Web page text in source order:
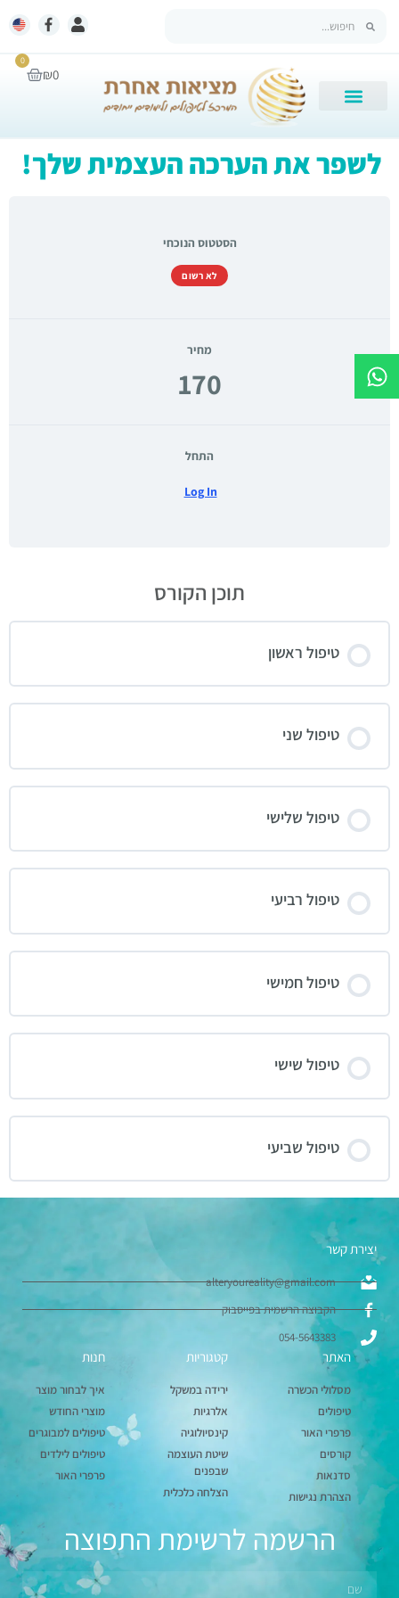
₪0
0
לשפר את הערכה העצמית שלך!
הסטטוס הנוכחי
לא רשום
מחיר
170
התחל
Log In
תוכן הקורס
טיפול ראשון
טיפול שני
טיפול שלישי
טיפול רביעי
טיפול חמישי
טיפול שישי
טיפול שביעי
יצירת קשר
alteryoureality@gmail.com
הקבוצה הרשמית בפייסבוק
054-5643383
האתר
מסלולי הכשרה
טיפולים
פרפרי האור
קורסים
סדנאות
הצהרת נגישות
קטגוריות
ירידה במשקל
אלרגיות
קינסיולוגיה
שיטת העוצמה
שבפנים
הצלחה כלכלית
חנות
איך לבחור מוצר
מוצרי החודש
טיפולים למבוגרים
טיפולים לילדים
פרפרי האור
הרשמה לרשימת התפוצה